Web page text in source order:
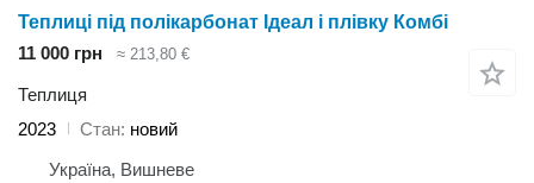
Теплиці під полікарбонат Ідеал і плівку Комбі
11 000 грн
≈ 213,80 €
Теплиця
2023
Стан новий
Україна, Вишневе